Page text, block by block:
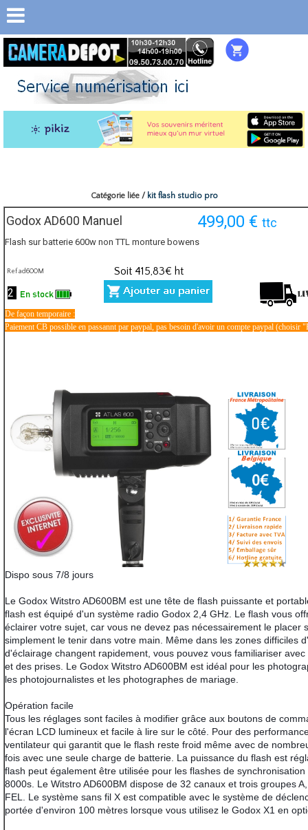
Catégorie liée / kit flash studio pro
Godox AD600 Manuel 499,00 € ttc
Flash sur batterie 600w non TTL monture bowens
Ref ad600M Soit 415,83€ ht
2
De façon temporaire :
Paiement CB possible en passannt par paypal, pas besoin d'avoir un compte paypal (choisir
Dispo sous 7/8 jours
Le Godox Witstro AD600BM est une tête de flash puissante et
flash est équipé d'un système radio Godox 2,4 GHz. Le flash vous
éclairer votre sujet, car vous ne devez pas nécessairement le placer
simplement le tenir dans votre main. Même dans les zones difficiles
d'éclairage changent rapidement, vous pouvez vous familiariser
et des prises. Le Godox Witstro AD600BM est idéal pour les
les photojournalistes et les photographes de mariage.
Opération facile
Tous les réglages sont faciles à modifier grâce aux boutons de
l'écran LCD lumineux et facile à lire sur le côté. Pour des
ventilateur qui garantit que le flash reste froid même avec de
fois avec une seule charge de batterie. La puissance du flash est
flash peut également être utilisée pour les flashes de
8000s. Le Witstro AD600BM dispose de 32 canaux et trois groupes
FEL. Le système sans fil X est compatible avec le système de
portée d'environ 100 mètres lorsque vous utilisez le Godox X1 en